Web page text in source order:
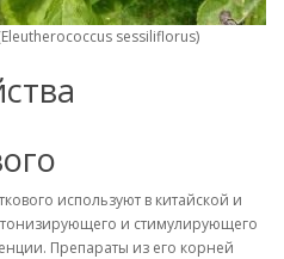
sessiliflorus)
используют в китайской и
и стимулирующего
Препараты из его корней